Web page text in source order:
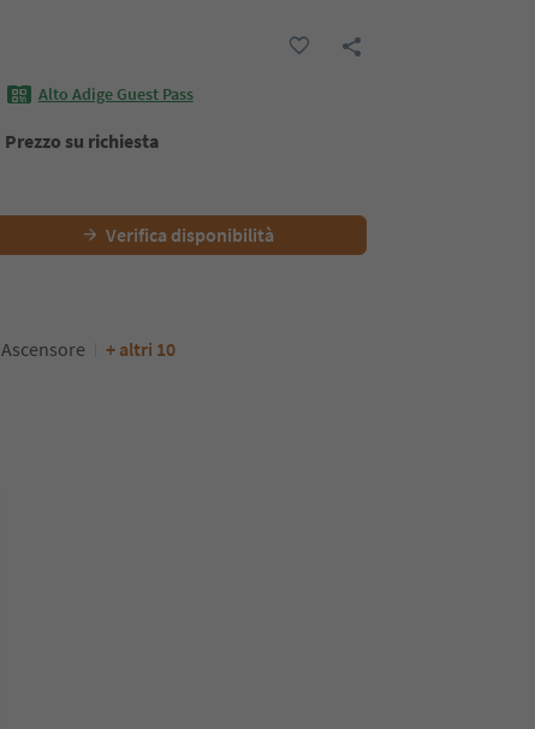
Alto Adige Guest Pass
Prezzo su richiesta
Verifica disponibilità
Ascensore + altri 10